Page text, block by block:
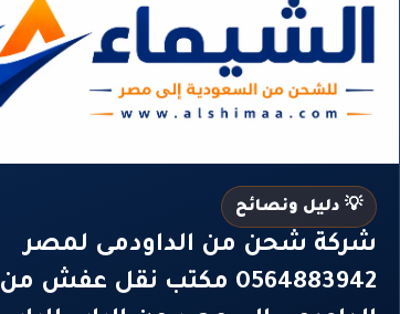
💡 دليل ونصائح
شركة شحن من الداودمى لمصر
0564883942 مكتب نقل عفش من